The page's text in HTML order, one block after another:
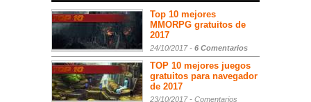
Top 10 mejores
MMORPG gratuitos de
2017
24/10/2017 - 6 Comentarios
TOP 10 mejores juegos
gratuitos para navegador
de 2017
23/10/2017 - Comentarios